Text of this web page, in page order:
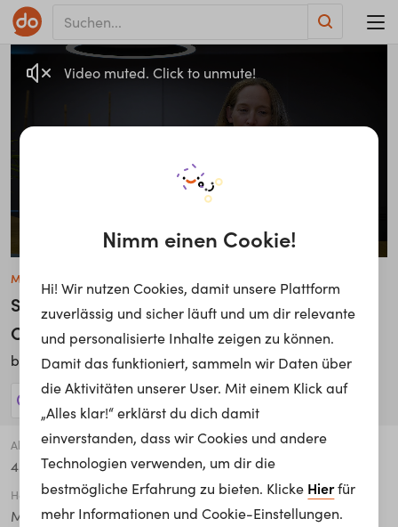
Video muted. Click to unmute!
Michaela Baldassari
Stellvertretende Abteilungsleiterin
Organisationsabteilung
bei Oesterreichische Nationalbank
Alter
45 - 54
Höchste abgeschlossene Ausbildung
Master / Magister
Nimm einen Cookie!
Hi! Wir nutzen Cookies, damit unsere Plattform
zuverlässig und sicher läuft und um dir relevante
und personalisierte Inhalte zeigen zu können.
Damit das funktioniert, sammeln wir Daten über
die Aktivitäten unserer User. Mit einem Klick auf
„Alles klar!“ erklärst du dich damit
einverstanden, dass wir Cookies und andere
Technologien verwenden, um dir die
bestmögliche Erfahrung zu bieten. Klicke Hierfür
mehr Informationen und Cookie-Einstellungen.